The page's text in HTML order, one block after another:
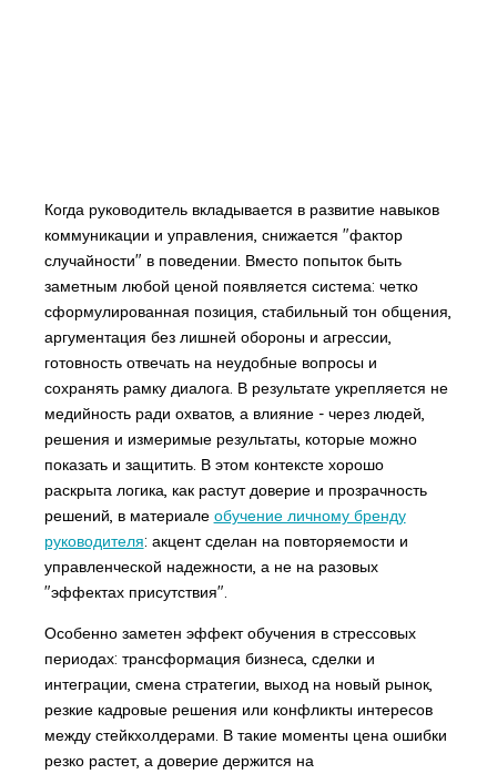
Когда руководитель вкладывается в развитие навыков
коммуникации и управления, снижается "фактор
случайности" в поведении. Вместо попыток быть
заметным любой ценой появляется система: четко
сформулированная позиция, стабильный тон общения,
аргументация без лишней обороны и агрессии,
готовность отвечать на неудобные вопросы и
сохранять рамку диалога. В результате укрепляется не
медийность ради охватов, а влияние - через людей,
решения и измеримые результаты, которые можно
показать и защитить. В этом контексте хорошо
раскрыта логика, как растут доверие и прозрачность
решений, в материале обучение личному бренду
руководителя: акцент сделан на повторяемости и
управленческой надежности, а не на разовых
"эффектах присутствия".
Особенно заметен эффект обучения в стрессовых
периодах: трансформация бизнеса, сделки и
интеграции, смена стратегии, выход на новый рынок,
резкие кадровые решения или конфликты интересов
между стейкхолдерами. В такие моменты цена ошибки
резко растет, а доверие держится на